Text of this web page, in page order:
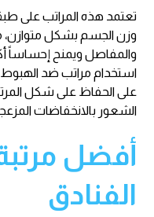
تعتمد هذه المراتب على
وزن الجسم بشكل
والمفاصل ويمنح إحساساً
استخدام مراتب ضد الهبوط
على الحفاظ على شكل
الشعور بالانخفاضات
أفضل
الفنادق